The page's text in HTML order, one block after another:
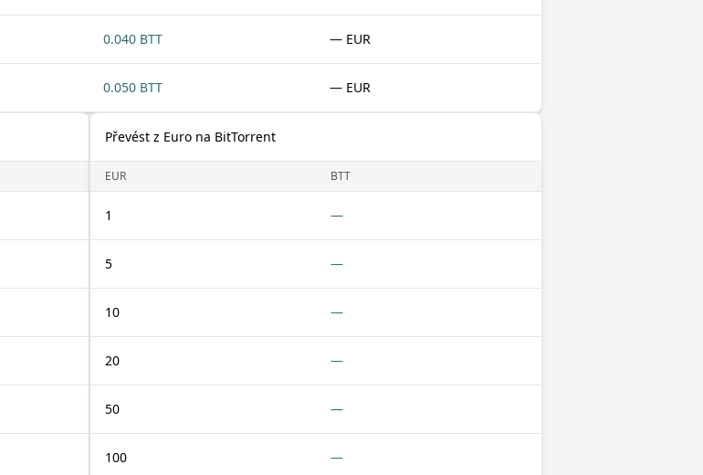
0.040 BTT — EUR
0.050 BTT — EUR
Převést z Euro na BitTorrent
EUR BTT
1 —
5 —
10 —
20 —
50 —
100 —